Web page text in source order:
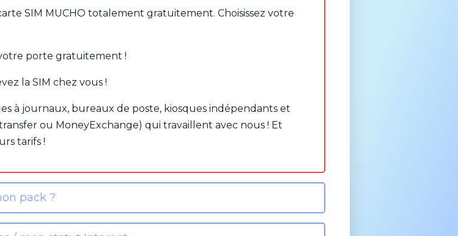
SIM MUCHO totalement gratuitement. Choisissez votre
porte gratuitement !
la SIM chez vous !
à journaux, bureaux de poste, kiosques indépendants et
ou MoneyExchange) qui travaillent avec nous ! Et
tarifs !
pack ?